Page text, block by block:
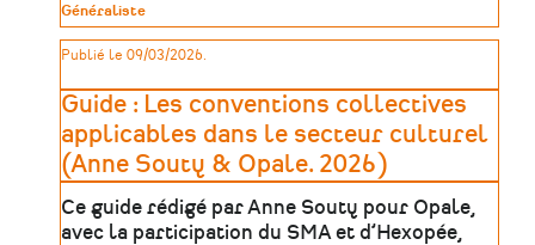
de
l'égalité
femmes
et
hommes
dans
la
culture
et
la
communication
Type
de
patrimoine
Généraliste
Publié le 09/03/2026.
Guide : Les conventions collectives
applicables dans le secteur culturel
(Anne Souty & Opale. 2026)
Ce guide rédigé par Anne Souty pour Opale,
avec la participation du SMA et d’Hexopée,